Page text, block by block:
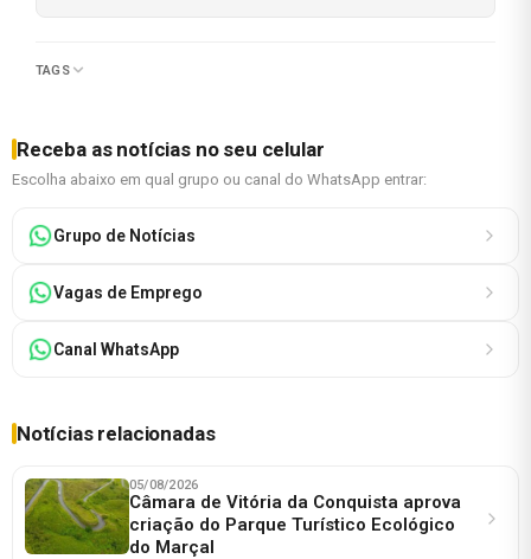
TAGS
Receba as notícias no seu celular
Escolha abaixo em qual grupo ou canal do WhatsApp entrar:
Grupo de Notícias
Vagas de Emprego
Canal WhatsApp
Notícias relacionadas
05/08/2026
Câmara de Vitória da Conquista aprova
criação do Parque Turístico Ecológico
do Marçal